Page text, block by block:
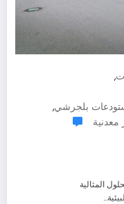
,
بلجرشي,
معدنية
المثالية